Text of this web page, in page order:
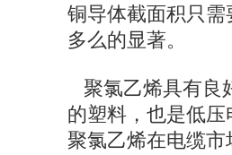
铜导体截面积只需
多么的显著。
聚氯乙烯具有良
的塑料，也是低
聚氯乙烯在电缆